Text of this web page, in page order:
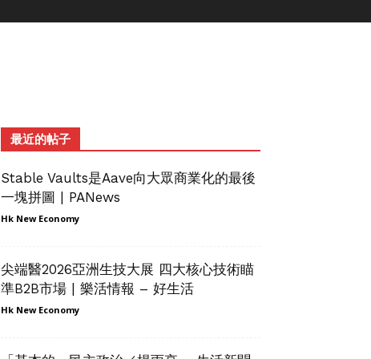
最近的帖子
Stable Vaults是Aave向大眾商業化的最後
一塊拼圖 | PANews
Hk New Economy
尖端醫2026亞洲生技大展 四大核心技術瞄
準B2B市場 | 樂活情報 – 好生活
Hk New Economy